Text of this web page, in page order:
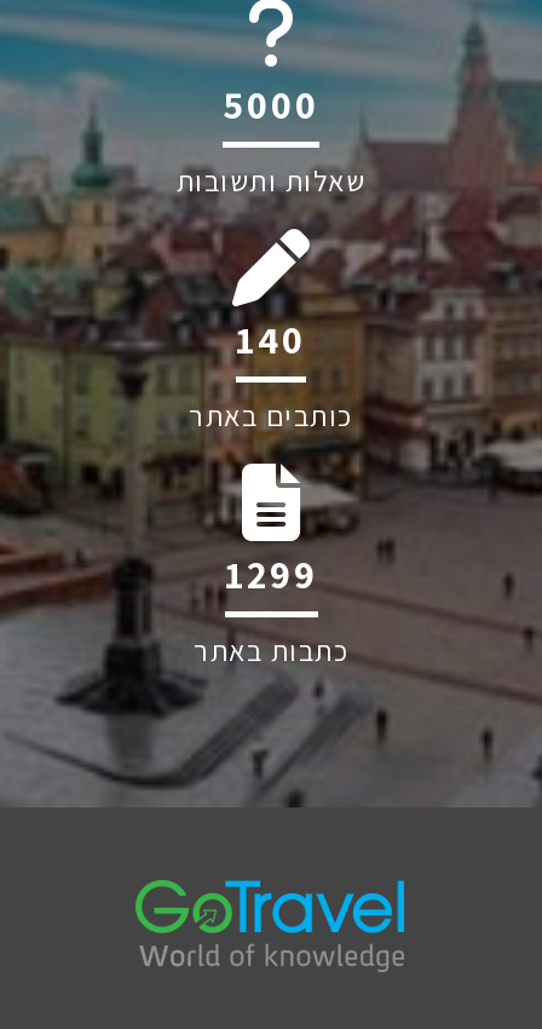
6045
שאלות ותשובות
194
כותבים באתר
1809
כתבות באתר